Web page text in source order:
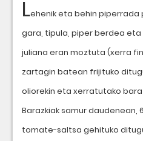
Lehenik eta behin piperrada
gara, tipula, piper berdea
juliana eran moztuta (xerra
zartagin batean frijituko
oliorekin eta xerratutako
Barazkiak samur daudenean,
tomate-saltsa gehituko